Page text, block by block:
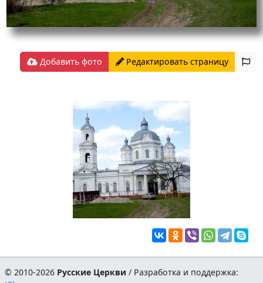
Добавить фото Редактировать страницу
© 2010-2026 Русские Церкви / Разработка и поддержка: